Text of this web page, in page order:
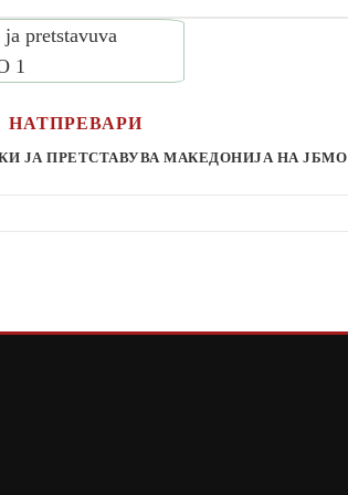
НАТПРЕВАРИ
ЈА ПРЕТСТАВУВА МАКЕДОНИЈА НА ЈБМО